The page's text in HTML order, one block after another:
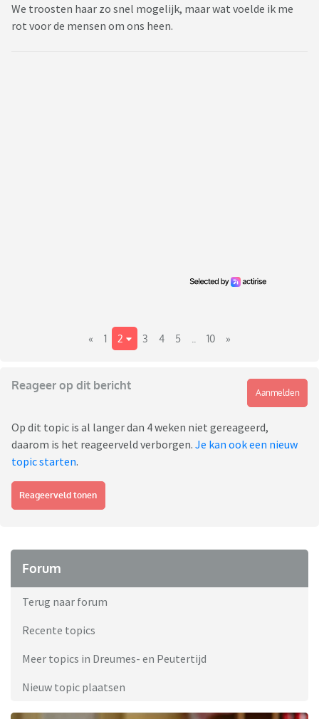
We troosten haar zo snel mogelijk, maar wat voelde ik me
rot voor de mensen om ons heen.
« 1 2 3 4 5 10 »
Reageer op dit bericht
Aanmelden
Op dit topic is al langer dan 4 weken niet gereageerd,
daarom is het reageerveld verborgen. Je kan ook een nieuw
topic starten.
Reageerveld tonen
Forum
Terug naar forum
Recente topics
Meer topics in Dreumes- en Peutertijd
Nieuw topic plaatsen